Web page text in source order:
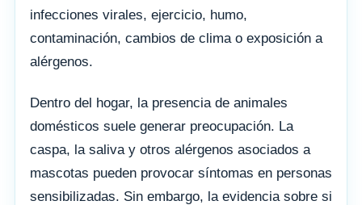
infecciones virales, ejercicio, humo,
contaminación, cambios de clima o exposición a
alérgenos.
Dentro del hogar, la presencia de animales
domésticos suele generar preocupación. La
caspa, la saliva y otros alérgenos asociados a
mascotas pueden provocar síntomas en personas
sensibilizadas. Sin embargo, la evidencia sobre si